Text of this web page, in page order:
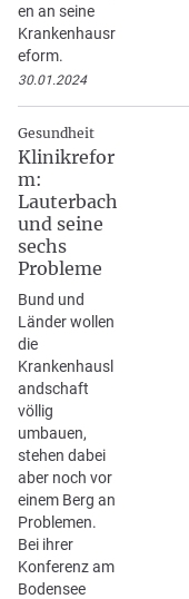
en an seine
Krankenhausr
eform.
30.01.2024
Gesundheit
Klinikrefor
m:
Lauterbach
und seine
sechs
Probleme
Bund und
Länder wollen
die
Krankenhausl
andschaft
völlig
umbauen,
stehen dabei
aber noch vor
einem Berg an
Problemen.
Bei ihrer
Konferenz am
Bodensee